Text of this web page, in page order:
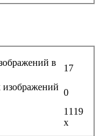
в
17
изображений
0
1119
x